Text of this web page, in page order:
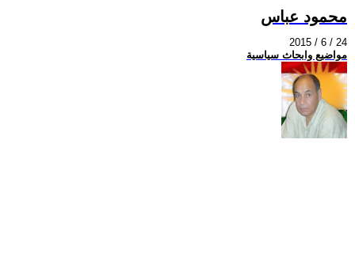
محمود عباس
2015 / 6 / 24
مواضيع وابحاث سياسية